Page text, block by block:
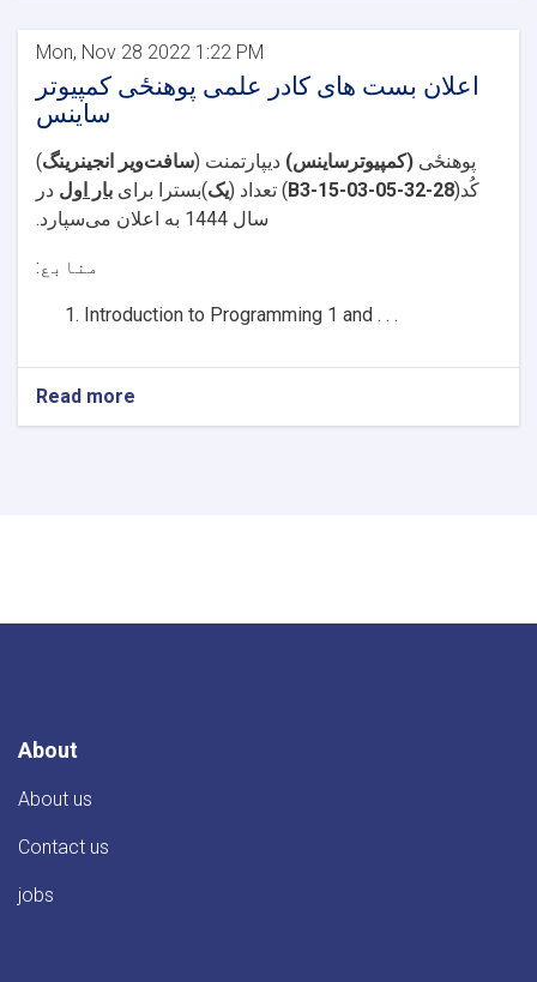
Mon, Nov 28 2022 1:22 PM
اعلان بست های کادر علمی پوهنځی کمپیوتر
ساینس
پوهنځی (کمپیوترساینس) دیپارتمنت (سافت‌ویر انجینرینگ)
کُد(
28-32-B3-
15-03-05 ) تعداد (یک)بسترا برای بار اول در
سال 1444 به اعلان می‌سپارد.
منابع:
Introduction to Programming 1 and . . .
Read more
About
About us
Contact us
jobs